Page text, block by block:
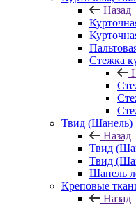
Назад
Стежка
Твид (Шанель)
Назад
Твид
Твид
Шанель
Креповые
Назад